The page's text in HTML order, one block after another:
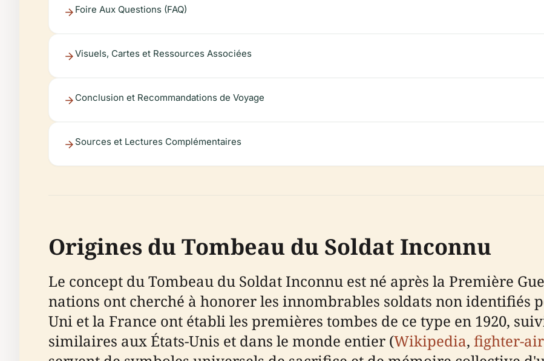
Foire Aux Questions (FAQ)
Visuels, Cartes et Ressources Associées
Conclusion et Recommandations de Voyage
Sources et Lectures Complémentaires
Origines du Tombeau du Soldat Inconnu
Le concept du Tombeau du Soldat Inconnu est né après la Première
nations ont cherché à honorer les innombrables soldats non identifiés
Uni et la France ont établi les premières tombes de ce type en 1920,
similaires aux États-Unis et dans le monde entier (Wikipedia, fighter-